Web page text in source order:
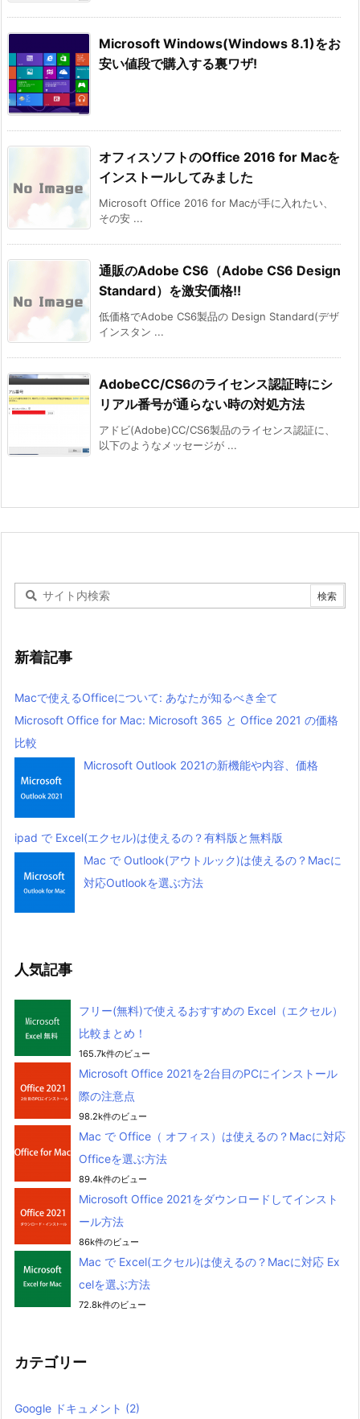
Microsoft Windows(Windows 8.1)をお
安い値段で購入する裏ワザ!
オフィスソフトのOffice 2016 for Macを
インストールしてみました
Microsoft Office 2016 for Macが手に入れたい、
その安 ...
通販のAdobe CS6（Adobe CS6 Design
Standard）を激安価格!!
低価格でAdobe CS6製品の Design Standard(デザ
インスタン ...
AdobeCC/CS6のライセンス認証時にシ
リアル番号が通らない時の対処方法
アドビ(Adobe)CC/CS6製品のライセンス認証に、
以下のようなメッセージが ...
新着記事
Macで使えるOfficeについて: あなたが知るべき全て
Microsoft Office for Mac: Microsoft 365 と Office 2021 の価格
比較
Microsoft Outlook 2021の新機能や内容、価格
ipad で Excel(エクセル)は使えるの？有料版と無料版
Mac で Outlook(アウトルック)は使えるの？Macに
対応Outlookを選ぶ方法
人気記事
フリー(無料)で使えるおすすめの Excel（エクセル）
比較まとめ！
165.7k件のビュー
Microsoft Office 2021を2台目のPCにインストール
際の注意点
98.2k件のビュー
Mac で Office（ オフィス）は使えるの？Macに対応
Officeを選ぶ方法
89.4k件のビュー
Microsoft Office 2021をダウンロードしてインスト
ール方法
86k件のビュー
Mac で Excel(エクセル)は使えるの？Macに対応 Ex
celを選ぶ方法
72.8k件のビュー
カテゴリー
Google ドキュメント (2)